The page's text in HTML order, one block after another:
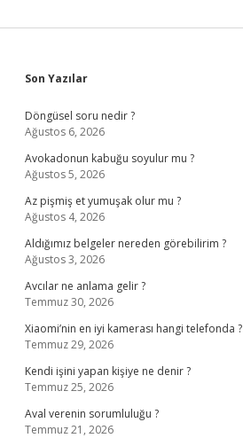
Sidebar
Son Yazılar
Döngüsel soru nedir ?
Ağustos 6, 2026
Avokadonun kabuğu soyulur mu ?
Ağustos 5, 2026
Az pişmiş et yumuşak olur mu ?
Ağustos 4, 2026
Aldığımız belgeler nereden görebilirim ?
Ağustos 3, 2026
Avcılar ne anlama gelir ?
Temmuz 30, 2026
Xiaomi’nin en iyi kamerası hangi telefonda ?
Temmuz 29, 2026
Kendi işini yapan kişiye ne denir ?
Temmuz 25, 2026
Aval verenin sorumluluğu ?
Temmuz 21, 2026